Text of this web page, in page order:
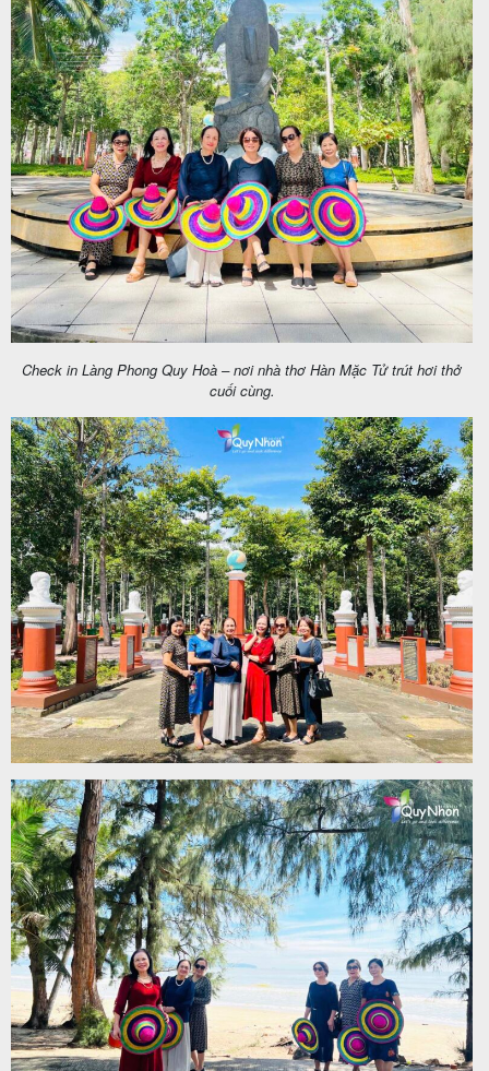
Check in Làng Phong Quy Hoà – nơi nhà thơ Hàn Mặc Tử trút hơi thở
cuối cùng.